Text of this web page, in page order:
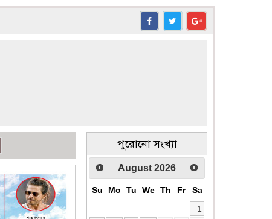
পুরোনো সংখ্যা
August 2026
Su Mo Tu We Th Fr
Sa
1